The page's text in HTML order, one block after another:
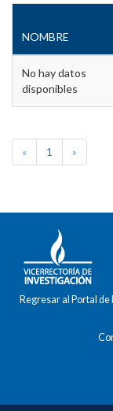
NOMBRE
No hay datos
disponibles
« 1 »
Regresar al Portal